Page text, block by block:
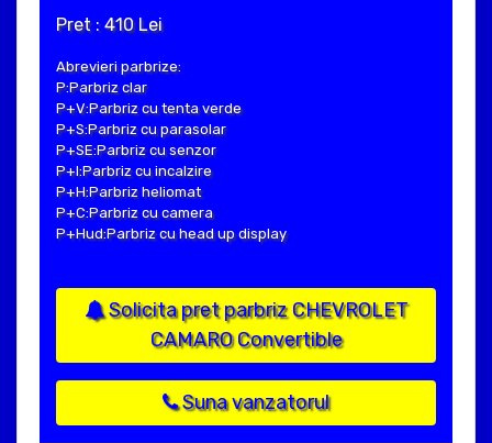
Pret : 410 Lei
Abrevieri parbrize:
P:Parbriz clar
P+V:Parbriz cu tenta verde
P+S:Parbriz cu parasolar
P+SE:Parbriz cu senzor
P+I:Parbriz cu incalzire
P+H:Parbriz heliomat
P+C:Parbriz cu camera
P+Hud:Parbriz cu head up display
Solicita pret parbriz CHEVROLET
CAMARO Convertible
Suna vanzatorul